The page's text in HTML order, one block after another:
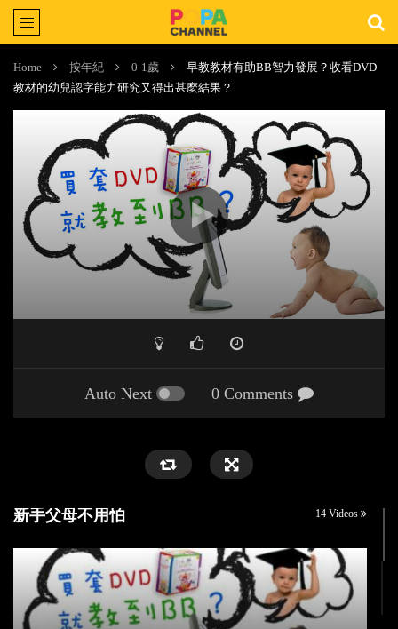
Home 按年紀 0-1歲
早教教材有助BB智力發展？收看DVD
教材的幼兒認字能力研究又得出甚麼結果？
Auto Next 0 Comments
新手父母不用怕 14 Videos